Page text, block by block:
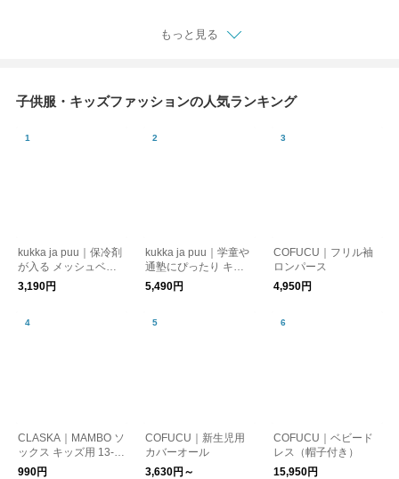
もっと見る
子供服・キッズファッションの人気ランキング
kukka ja puu｜保冷剤
が入る メッシュベス
ト ／ 保冷シート 熱中
症対策 暑さ対策
3,190円
kukka ja puu｜学童や
通塾にぴったり キッ
ズ リュック 18L 小学
生 学童 遠足 習い事 通
5,490円
COFUCU｜フリル袖
ロンパース
4,950円
CLASKA｜MAMBO ソ
ックス キッズ用 13-1
5cm
990円
COFUCU｜新生児用
カバーオール
3,630円～
COFUCU｜ベビード
レス（帽子付き）
15,950円